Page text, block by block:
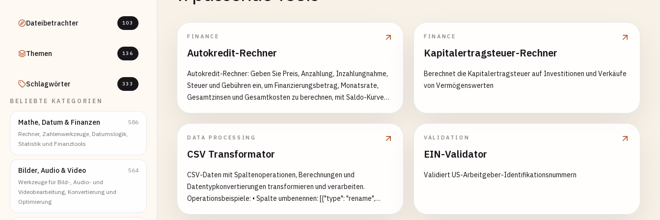
Dateibetrachter 103
Themen 136
Schlagwörter 333
BELIEBTE KATEGORIEN
Mathe, Datum & Finanzen
586
Rechner, Zahlenwerkzeuge, Datumslogik,
Statistik und Finanztools
Bilder, Audio & Video
564
Werkzeuge für Bild-, Audio- und
Videobearbeitung, Konvertierung und
Optimierung
FINANCE
Autokredit-Rechner
Autokredit-Rechner: Geben Sie Preis, Anzahlung, Inzahlungnahme,
Steuer und Gebühren ein, um Finanzierungsbetrag, Monatsrate,
Gesamtzinsen und Gesamtkosten zu berechnen, mit Saldo-Kurve
FINANCE
Kapitalertragsteuer-Rechner
Berechnet die Kapitalertragsteuer auf Investitionen und Verkäufe
von Vermögenswerten
DATA PROCESSING
CSV Transformator
CSV-Daten mit Spaltenoperationen, Berechnungen und
Datentypkonvertierungen transformieren und verarbeiten.
Operationsbeispiele: • Spalte umbenennen: [{"type": "rename",
VALIDATION
EIN-Validator
Validiert US-Arbeitgeber-Identifikationsnummern